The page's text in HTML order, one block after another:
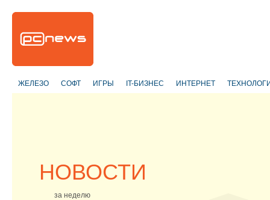
ЖЕЛЕЗО СОФТ ИГРЫ IT-БИЗНЕС ИНТЕРНЕТ
НОВОСТИ
за неделю